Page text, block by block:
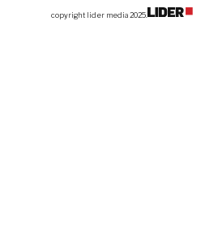
copyright lider media 2025.